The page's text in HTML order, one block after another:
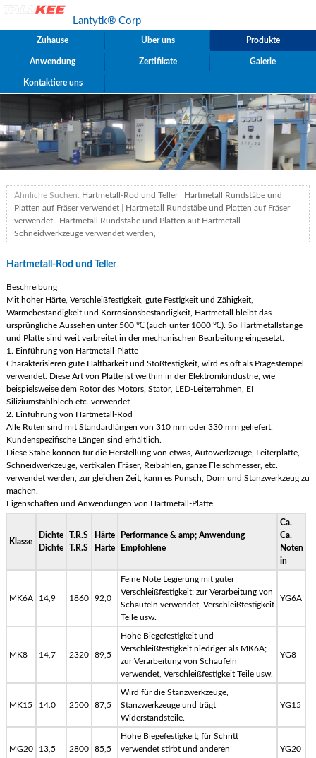
Lantytk® Corp
Zuhause Über uns Produkte
Anwendung Zertifikate Galerie
Kontaktiere uns
Ähnliche Suchen: Hartmetall-Rod und Teller| Hartmetall Rundstäbe und
Platten auf Fräser verwendet| Hartmetall Rundstäbe und Platten auf Fräser
verwendet| Hartmetall Rundstäbe und Platten auf Hartmetall-
Schneidwerkzeuge verwendet werden,
Hartmetall-Rod und Teller
Beschreibung
Mit hoher Härte, Verschleißfestigkeit, gute Festigkeit und Zähigkeit,
Wärmebeständigkeit und Korrosionsbeständigkeit, Hartmetall bleibt das
ursprüngliche Aussehen unter 500 ℃ (auch unter 1000 ℃). So Hartmetallstange
und Platte sind weit verbreitet in der mechanischen Bearbeitung eingesetzt.
1. Einführung von Hartmetall-Platte
Charakterisieren gute Haltbarkeit und Stoßfestigkeit, wird es oft als Prägestempel
verwendet. Diese Art von Platte ist weithin in der Elektronikindustrie, wie
beispielsweise dem Rotor des Motors, Stator, LED-Leiterrahmen, EI
Siliziumstahlblech etc. verwendet
2. Einführung von Hartmetall-Rod
Alle Ruten sind mit Standardlängen von 310 mm oder 330 mm geliefert.
Kundenspezifische Längen sind erhältlich.
Diese Stäbe können für die Herstellung von etwas, Autowerkzeuge, Leiterplatte,
Schneidwerkzeuge, vertikalen Fräser, Reibahlen, ganze Fleischmesser, etc.
verwendet werden, zur gleichen Zeit, kann es Punsch, Dorn und Stanzwerkzeug zu
machen.
Eigenschaften und Anwendungen von Hartmetall-Platte
Klasse
Dichte
Dichte
T.R.S
T.R.S
Härte
Härte
Performance & amp; Anwendung
Empfohlene
Ca.
Ca.
Noten
in
MK6A 14,9 1860 92,0
Feine Note Legierung mit guter
Verschleißfestigkeit; zur Verarbeitung von
Schaufeln verwendet, Verschleißfestigkeit
Teile usw.
YG6A
MK8 14,7 2320 89,5
Hohe Biegefestigkeit und
Verschleißfestigkeit niedriger als MK6A;
zur Verarbeitung von Schaufeln
verwendet, Verschleißfestigkeit Teile usw.
YG8
MK15 14.0 2500 87,5
Wird für die Stanzwerkzeuge,
Stanzwerkzeuge und trägt
Widerstandsteile.
YG15
MG20 13,5 2800 85,5
Hohe Biegefestigkeit; für Schritt
verwendet stirbt und anderen
YG20